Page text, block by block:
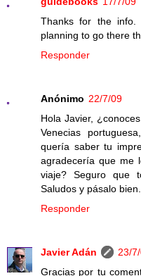
Thanks for the
planning to go there
Responder
Anónimo 22/7/09
Hola Javier,
Venecias
quería saber tu
agradecería que me
viaje? Seguro que
Saludos y pásalo
Responder
Javier Adán
23/
Gracias por tu